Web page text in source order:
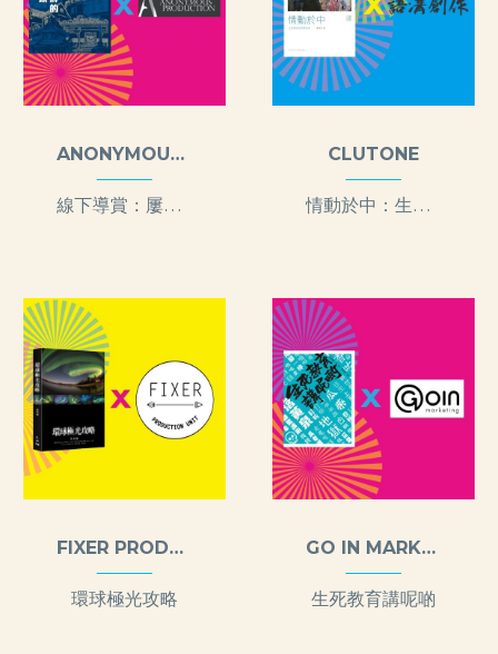
ANONYMOUS PRODUCTION LIMITED
線下導賞：屢見仍鮮的香港古蹟
CLUTONE
情動於中：生死愛慾的哲學思考
FIXER PRODUCTION UNIT LIMITED
環球極光攻略
GO IN MARKETING
生死教育講呢啲